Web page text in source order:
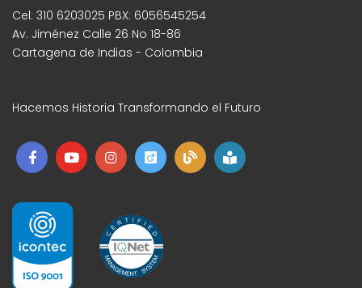
Cel: 310 6203025 PBX: 6056545254
Av. Jiménez Calle 26 No 18-86
Cartagena de Indias - Colombia
Hacemos Historia Transformando el Futuro